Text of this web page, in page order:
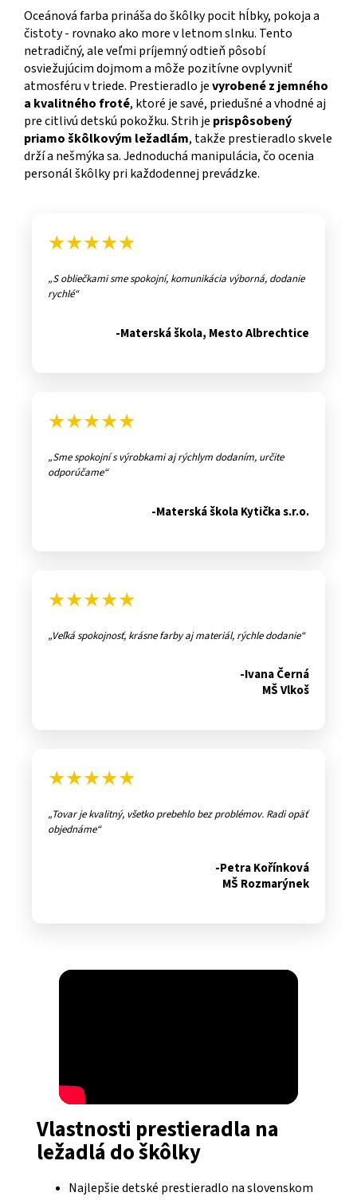
Oceánová farba prináša do škôlky pocit hĺbky, pokoja a
čistoty - rovnako ako more v letnom slnku. Tento
netradičný, ale veľmi príjemný odtieň pôsobí
osviežujúcim dojmom a môže pozitívne ovplyvniť
atmosféru v triede. Prestieradlo jevyrobené z jemného
a kvalitného froté, ktoré je savé, priedušné a vhodné aj
pre citlivú detskú pokožku. Strih je prispôsobený
priamo škôlkovým ležadlám, takže prestieradlo skvele
drží a nešmýka sa. Jednoduchá manipulácia, čo ocenia
personál škôlky pri každodennej prevádzke.
★★★★★
S obliečkami sme spokojní, komunikácia výborná, dodanie
rychlé
-Materská škola, Mesto Albrechtice
★★★★★
Sme spokojní s výrobkami aj rýchlym dodaním, určite
odporúčame
-Materská škola Kytička s.r.o.
★★★★★
Veľká spokojnosť, krásne farby aj materiál, rýchle dodanie
-Ivana Černá
MŠ Vlkoš
★★★★★
Tovar je kvalitný, všetko prebehlo bez problémov. Radi opäť
objednáme
-Petra Kořínková
MŠ Rozmarýnek
<
Vlastnosti prestieradla na
ležadlá do škôlky
Najlepšie detské prestieradlo na slovenskom